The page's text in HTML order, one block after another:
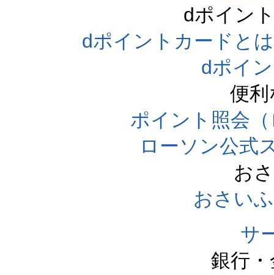
dポイン
dポイントカードと
dポイ
便
ポイント照会
ローソン公式
お
おさい
サ
銀行